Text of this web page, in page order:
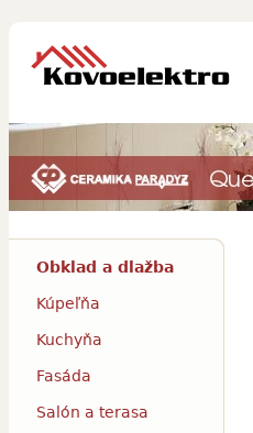
Obklad a dlažba
Kúpeľňa
Kuchyňa
Fasáda
Salón a terasa